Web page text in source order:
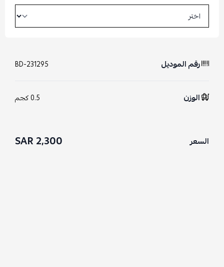
رقم الموديل BD-231295
الوزن 0.5 كجم
السعر 2,300 SAR